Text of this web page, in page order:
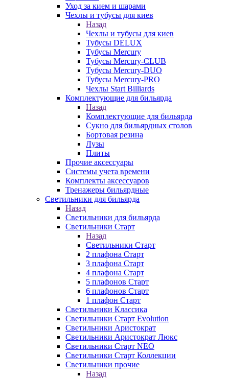
Уход за кием и шарами
Чехлы и тубусы для киев
Назад
Чехлы и тубусы для киев
Тубусы DELUX
Тубусы Mercury
Тубусы Mercury-CLUB
Тубусы Mercury-DUO
Тубусы Mercury-PRO
Чехлы Start Billiards
Комплектующие для бильярда
Назад
Комплектующие для бильярда
Сукно для бильярдных столов
Бортовая резина
Лузы
Плиты
Прочие аксессуары
Системы учета времени
Комплекты аксессуаров
Тренажеры бильярдные
Светильники для бильярда
Назад
Светильники для бильярда
Светильники Старт
Назад
Светильники Старт
2 плафона Старт
3 плафона Старт
4 плафона Старт
5 плафонов Старт
6 плафонов Старт
1 плафон Старт
Светильники Классика
Светильники Старт Evolution
Светильники Аристократ
Светильники Аристократ Люкс
Светильники Старт NEO
Светильники Старт Коллекции
Светильники прочие
Назад